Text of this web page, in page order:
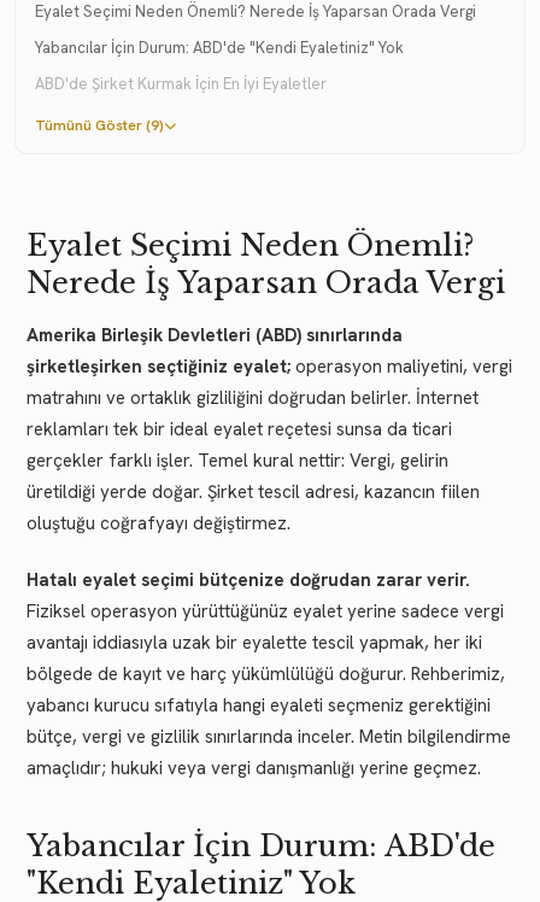
Eyalet Seçimi Neden Önemli? Nerede İş Yaparsan Orada Vergi
Yabancılar İçin Durum: ABD'de "Kendi Eyaletiniz" Yok
ABD'de Şirket Kurmak İçin En İyi Eyaletler
Tümünü Göster (9)
Eyalet Seçimi Neden Önemli?
Nerede İş Yaparsan Orada Vergi
Amerika Birleşik Devletleri (ABD) sınırlarında
şirketleşirken seçtiğiniz eyalet; operasyon maliyetini, vergi
matrahını ve ortaklık gizliliğini doğrudan belirler. İnternet
reklamları tek bir ideal eyalet reçetesi sunsa da ticari
gerçekler farklı işler. Temel kural nettir: Vergi, gelirin
üretildiği yerde doğar. Şirket tescil adresi, kazancın fiilen
oluştuğu coğrafyayı değiştirmez.
Hatalı eyalet seçimi bütçenize doğrudan zarar verir.
Fiziksel operasyon yürüttüğünüz eyalet yerine sadece vergi
avantajı iddiasıyla uzak bir eyalette tescil yapmak, her iki
bölgede de kayıt ve harç yükümlülüğü doğurur. Rehberimiz,
yabancı kurucu sıfatıyla hangi eyaleti seçmeniz gerektiğini
bütçe, vergi ve gizlilik sınırlarında inceler. Metin bilgilendirme
amaçlıdır; hukuki veya vergi danışmanlığı yerine geçmez.
Yabancılar İçin Durum: ABD'de
"Kendi Eyaletiniz" Yok